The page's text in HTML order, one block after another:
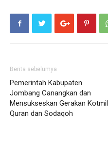
Berita sebelumya
Pemerintah Kabupaten
Jombang Canangkan dan
Mensukseskan Gerakan Kotmil
Quran dan Sodaqoh